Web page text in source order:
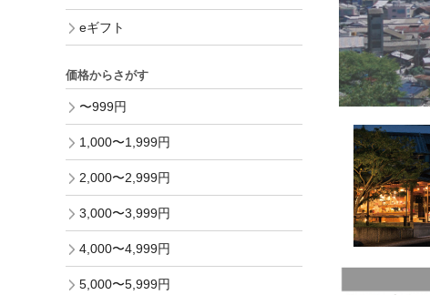
eギフト
価格からさがす
〜999円
1,000〜1,999円
2,000〜2,999円
3,000〜3,999円
4,000〜4,999円
5,000〜5,999円